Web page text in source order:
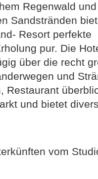
Regenwald und
Sandstränden
Resort perfekte
pur. Die
über die recht
und
Restaurant
und bietet
vom